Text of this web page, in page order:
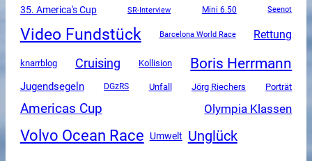
35. America's Cup SR-Interview Mini 6.50 Seenot
Video Fundstück Barcelona World Race Rettung
knarrblog Cruising Kollision Boris Herrmann
Jugendsegeln DGzRS Unfall Jörg Riechers Porträt
Americas Cup Olympia Klassen
Volvo Ocean Race Umwelt Unglück